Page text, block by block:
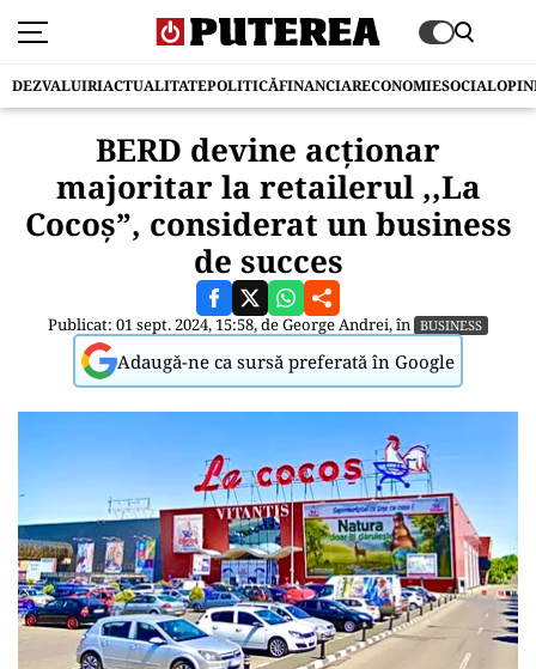
DEZVALUIRIACTUALITATEPOLITICĂFINANCIARECONOMIESOCIAL
BERD devine acționar
majoritar la retailerul ,,La
Cocoș”, considerat un business
de succes
Publicat: 01 sept. 2024, 15:58, deGeorge Andrei, în BUSINESS
Adaugă-ne ca sursă preferată în Google